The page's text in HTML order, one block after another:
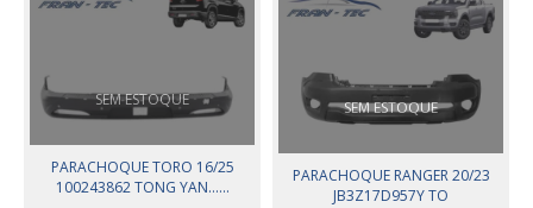
SEM ESTOQUE
PARACHOQUE TORO 16/25
100243862 TONG YAN......
SEM ESTOQUE
PARACHOQUE RANGER 20/23
JB3Z17D957Y TO